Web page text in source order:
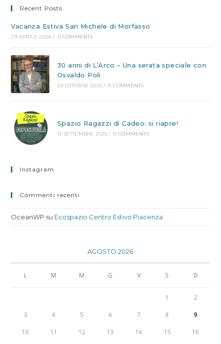
Recent Posts
Vacanza Estiva San Michele di Morfasso
29 APRILE 2026 / 0 COMMENTS
30 anni di L’Arco – Una serata speciale con
Osvaldo Poli
29 OTTOBRE 2025 / 0 COMMENTS
Spazio Ragazzi di Cadeo: si riapre!
11 SETTEMBRE 2025 / 0 COMMENTS
Instagram
Commenti recenti
OceanWP su Ecospazio Centro Estivo Piacenza
AGOSTO 2026
L M M G V S D
1 2
3 4 5 6 7 8 9
10 11 12 13 14 15 16